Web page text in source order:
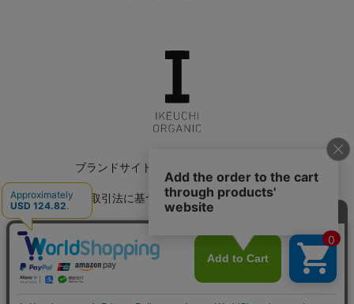
カートに入れる
ブランドサイト
特定商取引法に基づく表記 返品特約について
Copyright © 2022 IKEUCHI ORGANIC All Rights Reserved.